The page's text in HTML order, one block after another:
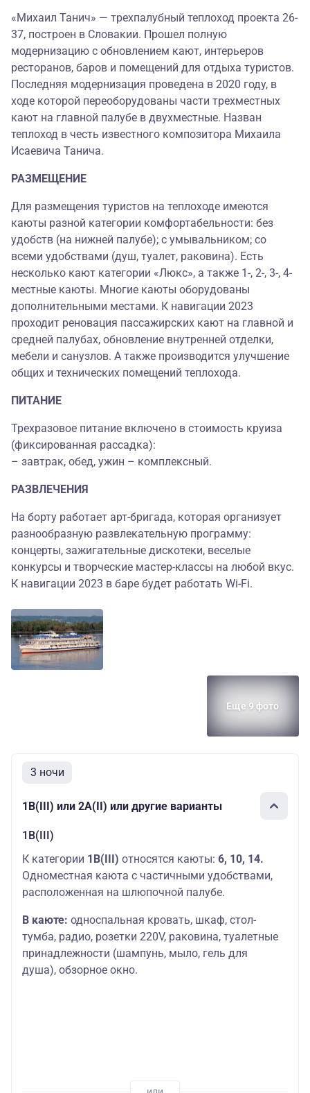
«Михаил Танич» — трехпалубный теплоход проекта 26-
37, построен в Словакии. Прошел полную
модернизацию с обновлением кают, интерьеров
ресторанов, баров и помещений для отдыха туристов.
Последняя модернизация проведена в 2020 году, в
ходе которой переоборудованы части трехместных
кают на главной палубе в двухместные. Назван
теплоход в честь известного композитора Михаила
Исаевича Танича.
РАЗМЕЩЕНИЕ
Для размещения туристов на теплоходе имеются
каюты разной категории комфортабельности: без
удобств (на нижней палубе); с умывальником; со
всеми удобствами (душ, туалет, раковина). Есть
несколько кают категории «Люкс», а также 1-, 2-, 3-, 4-
местные каюты. Многие каюты оборудованы
дополнительными местами. К навигации 2023
проходит реновация пассажирских кают на главной и
средней палубах, обновление внутренней отделки,
мебели и санузлов. А также производится улучшение
общих и технических помещений теплохода.
ПИТАНИЕ
Трехразовое питание включено в стоимость круиза
(фиксированная рассадка):
– завтрак, обед, ужин – комплексный.
РАЗВЛЕЧЕНИЯ
На борту работает арт-бригада, которая организует
разнообразную развлекательную программу:
концерты, зажигательные дискотеки, веселые
конкурсы и творческие мастер-классы на любой вкус.
К навигации 2023 в баре будет работать Wi-Fi.
Еще 9 фото
3 ночи
1В(III) или 2А(II) или другие варианты
1В(III)
К категории 1В(III) относятся каюты: 6, 10, 14.
Одноместная каюта с частичными удобствами,
расположенная на шлюпочной палубе.
В каюте: односпальная кровать, шкаф, стол-
тумба, радио, розетки 220V, раковина, туалетные
принадлежности (шампунь, мыло, гель для
душа), обзорное окно.